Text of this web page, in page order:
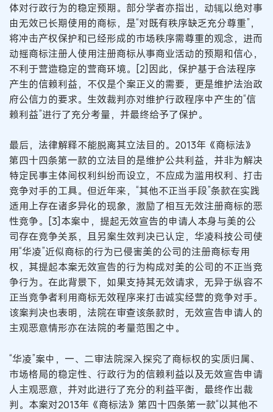
体对行政行为的稳定预期。部分学者亦指出，动辄以绝对事
由无效已长期使用的商标，是“对既有秩序缺乏充分尊重”，
将冲击产权保护和已经形成的市场秩序需尊重的观念，进而
动摇商标注册人使用注册商标从事商业活动的预期和信心，
不利于营造稳定的营商环境。[2]因此，保护基于合法程序
产生的信赖利益，不仅是个案正义的需要，更是维护法治政
府公信力的要求。生效裁判亦对维护行政程序中产生的“信
赖利益”进行了充分考量，并最终给予了保护。
最后，法律解释不能脱离其立法目的。2013年《商标法》
第四十四条第一款的立法目的是维护公共利益，并非为解决
特定民事主体间权利纠纷而设立，不应成为滥用权利、打击
竞争对手的工具。但近年来，“其他不正当手段”条款在实践
适用上存在诸多异化的现象，激励了相互无效注册商标的恶
性竞争。[3]本案中，提起无效宣告的申请人本身与美的公
司存在竞争关系，且另案生效判决已认定，华凌科技公司使
用“华凌”近似商标的行为已侵害美的公司的注册商标专用
权，其提起本案无效宣告的行为构成对美的公司的不正当竞
争行为。在此背景下，如果支持其无效请求，无异于纵容不
正当竞争者利用商标无效程序来打击诚实经营的竞争对手。
该案判决也表明，法院在审查该条款时，无效宣告申请人的
主观恶意情形亦在法院的考量范围之中。
“华凌”案中，一、二审法院深入探究了商标权的实质归属、
市场格局的稳定性、行政行为的信赖利益以及无效宣告申请
人主观恶意，并对此进行了充分的利益平衡，最终作出裁
判。本案对2013年《商标法》第四十四条第一款“以其他不